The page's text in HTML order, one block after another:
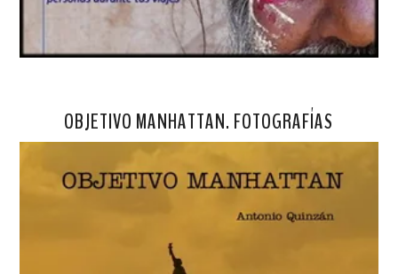
OBJETIVO MANHATTAN. FOTOGRAFÍAS